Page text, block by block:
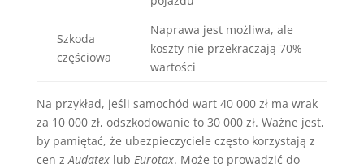
Szkoda
częściowa
Naprawa jest możliwa, ale
koszty nie przekraczają 70%
wartości
Na przykład, jeśli samochód wart 40 000 zł ma wrak
za 10 000 zł, odszkodowanie to 30 000 zł. Ważne jest,
by pamiętać, że ubezpieczyciele często korzystają z
cen z Audatexlub Eurotax. Może to prowadzić do